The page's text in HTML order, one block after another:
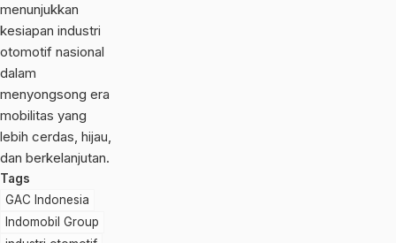
menunjukkan
kesiapan industri
otomotif nasional
dalam
menyongsong era
mobilitas yang
lebih cerdas, hijau,
dan berkelanjutan.
Tags
GAC Indonesia
Indomobil Group